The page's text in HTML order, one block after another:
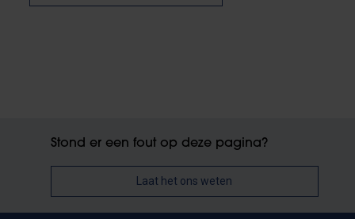
Stond er een fout op deze pagina?
Laat het ons weten